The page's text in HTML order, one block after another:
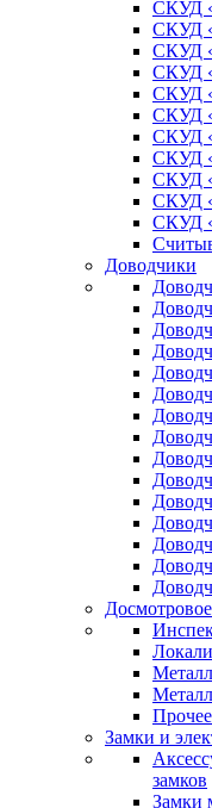
СКУД
СКУД
СКУД
СКУД
СКУД
СКУД
СКУД
СКУД
СКУД
СКУД
СКУД
Доводчики
Замки и
замков
Замки